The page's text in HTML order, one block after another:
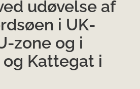
udøvelse af
i UK-
zone og i
Kattegat i